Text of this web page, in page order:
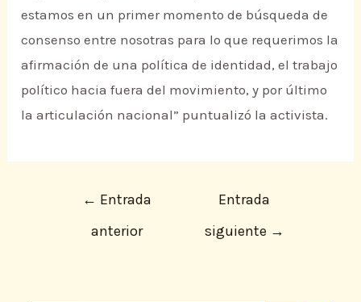
estamos en un primer momento de búsqueda de
consenso entre nosotras para lo que requerimos la
afirmación de una política de identidad, el trabajo
político hacia fuera del movimiento, y por último
la articulación nacional” puntualizó la activista.
← Entrada
anterior
Entrada
siguiente →